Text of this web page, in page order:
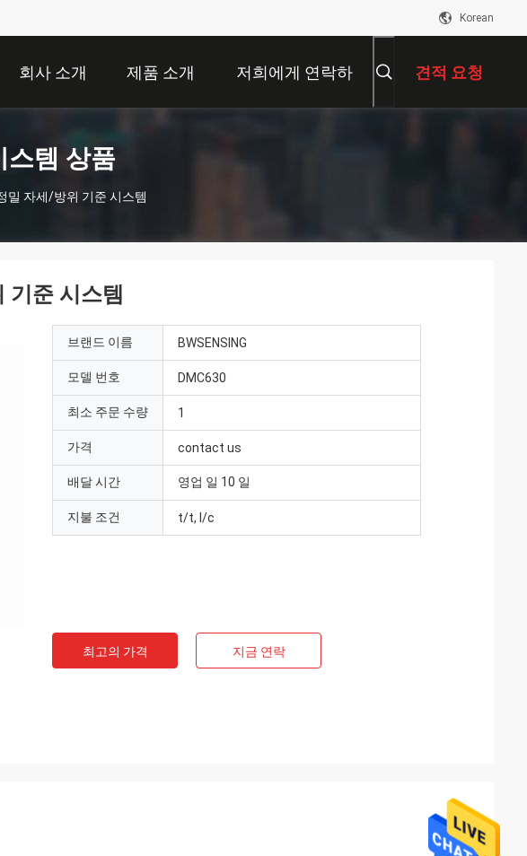
Korean
회사 소개 제품 소개 저희에게 연락하 견적 요청
스템 상품
밀 자세/방위 기준 시스템
기준 시스템
브랜드 이름 BWSENSING
모델 번호 DMC630
최소 주문 수량 1
가격 contact us
배달 시간 영업 일 10 일
지불 조건 t/t, l/c
최고의 가격 지금 연락